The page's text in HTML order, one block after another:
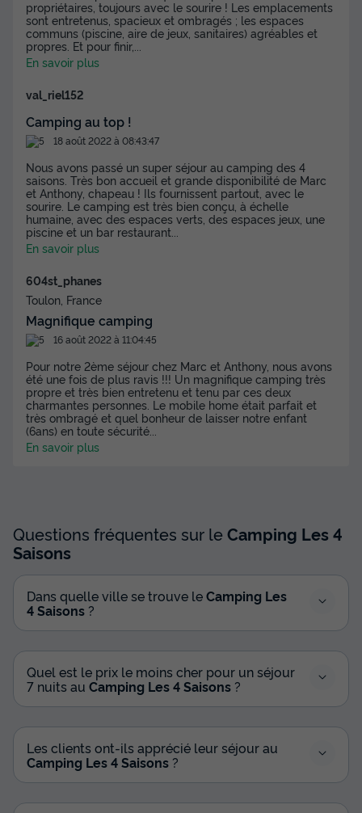
Meilleur prix pour 7 nuits
Modifier les dates
MOBILHOME 6 personnes - COUFLENS
DIMANCHE avec terrasse couverte
Surface
35m²
Cafetière Congélateur Réfrigérateur
Salon de jardin
Micro-ondes
MOBILHOME 6 personnes - COUFLENS DIMANCHE avec
terrasse couverte
630 €
Voir les disponibilités
propriétaires, toujours avec le sourire ! Les emplacements
sont entretenus, spacieux et ombragés ; les espaces
communs (piscine, aire de jeux, sanitaires) agréables et
propres. Et pour finir,
En savoir plus
val_riel152
Camping au top !
18 août 2022 à 08:43:47
Nous avons passé un super séjour au camping des 4
saisons. Très bon accueil et grande disponibilité de Marc
et Anthony, chapeau ! Ils fournissent partout, avec le
sourire. Le camping est très bien conçu, à échelle
humaine, avec des espaces verts, des espaces jeux, une
piscine et un bar restaurant
En savoir plus
604st_phanes
Toulon, France
Magnifique camping
16 août 2022 à 11:04:45
Pour notre 2ème séjour chez Marc et Anthony, nous avons
été une fois de plus ravis !!! Un magnifique camping très
propre et très bien entretenu et tenu par ces deux
charmantes personnes. Le mobile home était parfait et
très ombragé et quel bonheur de laisser notre enfant
(6ans) en toute sécurité
En savoir plus
Questions fréquentes sur leCamping Les 4
Saisons
Dans quelle ville se trouve leCamping Les
4 Saisons ?
Quel est le prix le moins cher pour un séjour
7 nuits au Camping Les 4 Saisons ?
Les clients ont-ils apprécié leur séjour au
Camping Les 4 Saisons ?